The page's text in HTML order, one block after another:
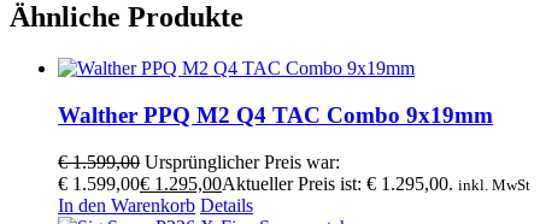
Ähnliche Produkte
Walther PPQ M2 Q4 TAC Combo 9x19mm
€1.599,00 Ursprünglicher Preis war:
€ 1.599,00€ 1.295,00Aktueller Preis ist: € 1.295,00. inkl. MwSt
In den Warenkorb Details